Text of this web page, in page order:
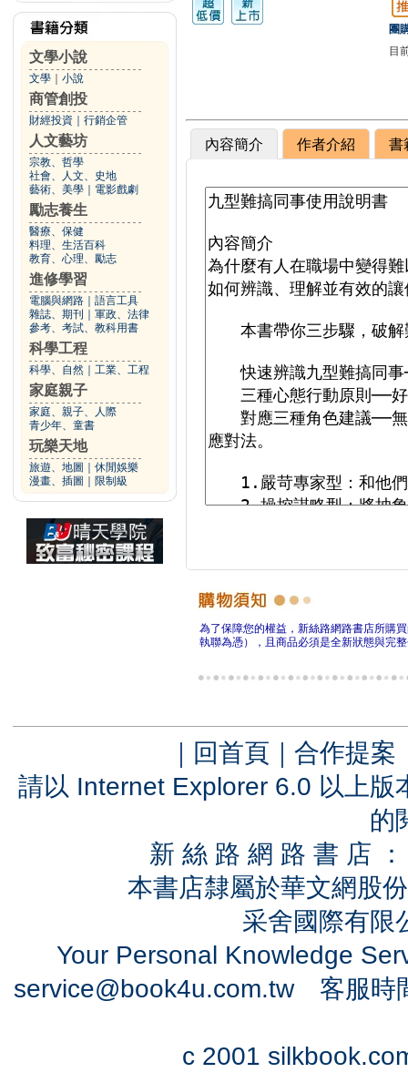
文學小說
文學 小說
商管創投
財經投資 行銷企管
人文藝坊
宗教、哲學
社會、人文、史地
藝術、美學
電影戲劇
勵志養生
醫療、保健
料理、生活百科
教育、心理、勵志
進修學習
電腦與網路
語言工具
雜誌、期刊
軍政、法律
參考、考試、教科用書
科學工程
科學、自然 工業、工程
家庭親子
家庭、親子、人際
青少年、童書
玩樂天地
旅遊、地圖
休閒娛樂
漫畫、插圖
限制級
團
目
內容簡介 作者介紹 書
為了保障您的權益，新絲路網路書店所購
執聯為憑），且商品必須是全新狀態與完
｜ 回首頁 ｜ 合作提案
請以 Internet Explorer 6.0 以上
的
新 絲 路 網 路 書 店
本書店隸屬於華文網股
采舍國際有
Your Personal Knowledge
service@book4u.com.tw客服時
c 2001